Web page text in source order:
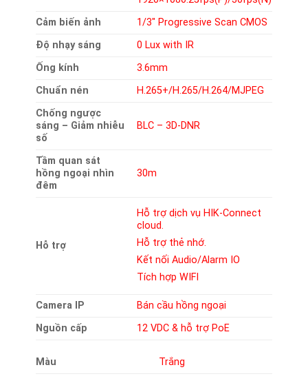
Cảm biến ảnh
1/3″ Progressive Scan CMOS
Độ nhạy sáng
0 Lux with IR
Ống kính
3.6mm
Chuẩn nén
H.265+/H.265/H.264/MJPEG
Chống ngược
sáng – Giảm nhiễu
số
BLC – 3D-DNR
Tầm quan sát
hồng ngoại nhìn
đêm
30m
Hỗ trợ
Hỗ trợ dịch vụ HIK-Connect
cloud.
Hỗ trợ thẻ nhớ.
Kết nối Audio/Alarm IO
Tích hợp WIFI
Camera IP
Bán cầu hồng ngoại
Nguồn cấp
12 VDC & hỗ trợ PoE
Màu Trắng